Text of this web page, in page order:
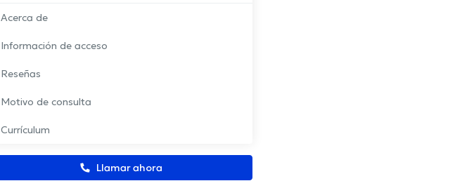
Acerca de
Información de acceso
Reseñas
Motivo de consulta
Currículum
Llamar ahora